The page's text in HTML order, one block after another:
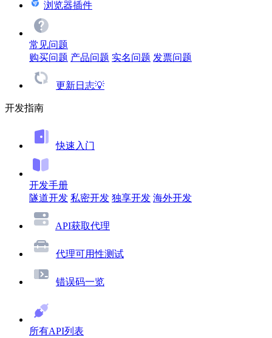
浏览器插件
常见问题
购买问题 产品问题 实名问题 发票问题
更新日志💡
开发指南
快速入门
开发手册
隧道开发 私密开发 独享开发 海外开发
API获取代理
代理可用性测试
错误码一览
所有API列表